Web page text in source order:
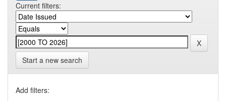
Current filters:
Start a new search
Add filters: